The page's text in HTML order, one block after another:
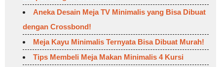
Aneka Desain Meja TV Minimalis yang Bisa Dibuat
dengan Crossbond!
Meja Kayu Minimalis Ternyata Bisa Dibuat Murah!
Tips Membeli Meja Makan Minimalis 4 Kursi